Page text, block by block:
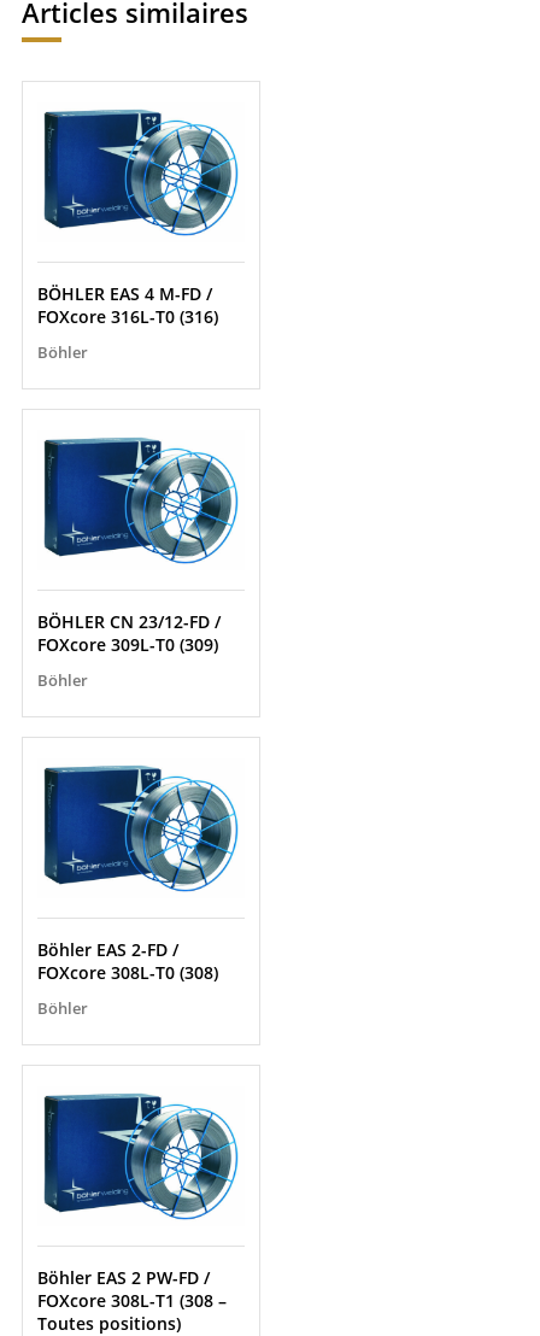
Articles similaires
BÖHLER EAS 4 M-FD /
FOXcore 316L-T0 (316)
Böhler
BÖHLER CN 23/12-FD /
FOXcore 309L-T0 (309)
Böhler
Böhler EAS 2-FD /
FOXcore 308L-T0 (308)
Böhler
Böhler EAS 2 PW-FD /
FOXcore 308L-T1 (308 –
Toutes positions)